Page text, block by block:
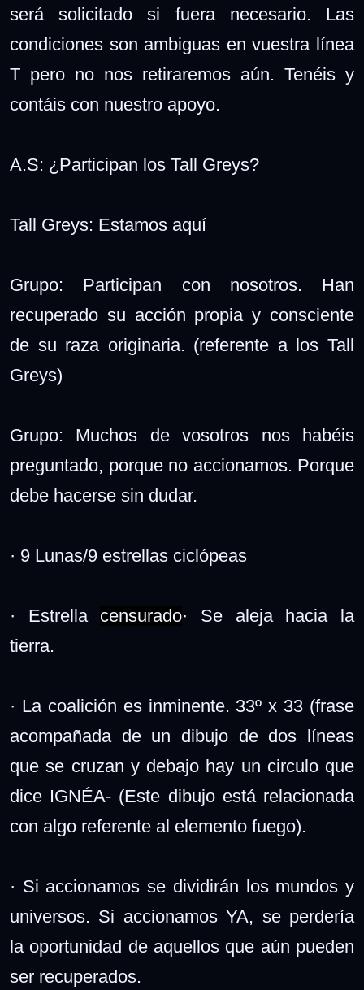
será solicitado si fuera necesario. Las
condiciones son ambiguas en vuestra línea
T pero no nos retiraremos aún. Tenéis y
contáis con nuestro apoyo.
A.S: ¿Participan los Tall Greys?
Tall Greys: Estamos aquí
Grupo: Participan con nosotros. Han
recuperado su acción propia y consciente
de su raza originaria. (referente a los Tall
Greys)
Grupo: Muchos de vosotros nos habéis
preguntado, porque no accionamos. Porque
debe hacerse sin dudar.
· 9 Lunas/9 estrellas ciclópeas
· Estrella censurado· Se aleja hacia la
tierra.
· La coalición es inminente. 33º x 33 (frase
acompañada de un dibujo de dos líneas
que se cruzan y debajo hay un circulo que
dice IGNÉA- (Este dibujo está relacionada
con algo referente al elemento fuego).
· Si accionamos se dividirán los mundos y
universos. Si accionamos YA, se perdería
la oportunidad de aquellos que aún pueden
ser recuperados.